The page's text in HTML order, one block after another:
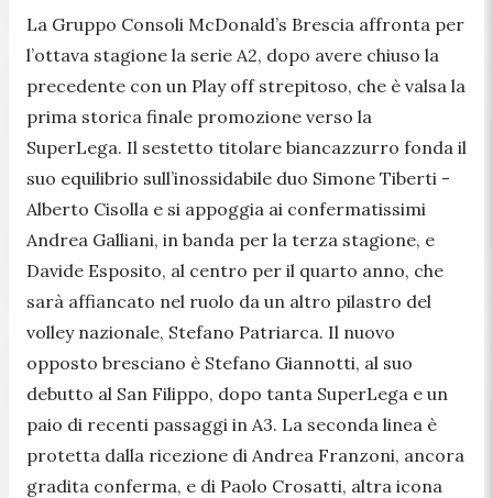
La Gruppo Consoli McDonald’s Brescia affronta per
l’ottava stagione la serie A2, dopo avere chiuso la
precedente con un Play off strepitoso, che è valsa la
prima storica finale promozione verso la
SuperLega. Il sestetto titolare biancazzurro fonda il
suo equilibrio sull’inossidabile duo Simone Tiberti -
Alberto Cisolla e si appoggia ai confermatissimi
Andrea Galliani, in banda per la terza stagione, e
Davide Esposito, al centro per il quarto anno, che
sarà affiancato nel ruolo da un altro pilastro del
volley nazionale, Stefano Patriarca. Il nuovo
opposto bresciano è Stefano Giannotti, al suo
debutto al San Filippo, dopo tanta SuperLega e un
paio di recenti passaggi in A3. La seconda linea è
protetta dalla ricezione di Andrea Franzoni, ancora
gradita conferma, e di Paolo Crosatti, altra icona